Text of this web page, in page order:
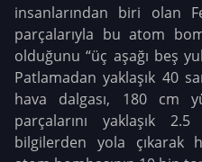
insanlarından biri olan
parçalarıyla bu atom
olduğunu “üç aşağı beş
Patlamadan yaklaşık 40
hava dalgası, 180 cm
parçalarını yaklaşık
bilgilerden yola çıkarak